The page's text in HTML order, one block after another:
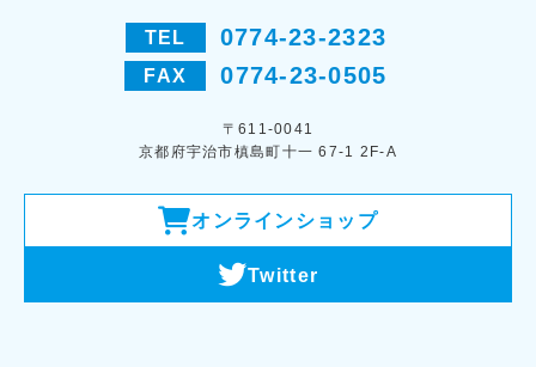
TEL 0774-23-2323
FAX 0774-23-0505
〒611-0041
京都府宇治市槙島町十一 67-1 2F-A
オンラインショップ
Twitter